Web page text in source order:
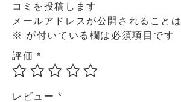
コミを投稿します
メールアドレスが公開されること
※ が付いている欄は必須項目です
評価 *
レビュー *